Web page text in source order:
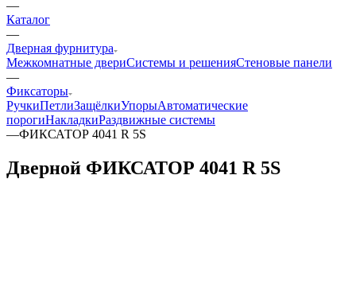
—
Каталог
—
Дверная фурнитура
Межкомнатные двериСистемы и решенияСтеновые панели
—
Фиксаторы
РучкиПетлиЗащёлкиУпорыАвтоматические
порогиНакладкиРаздвижные системы
—ФИКСАТОР 4041 R 5S
Дверной ФИКСАТОР 4041 R 5S